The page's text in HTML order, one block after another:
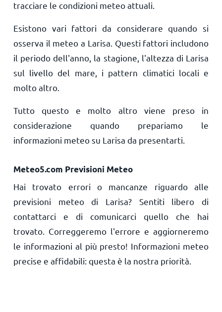
tracciare le condizioni meteo attuali.
Esistono vari fattori da considerare quando si
osserva il meteo a Larisa. Questi fattori includono
il periodo dell'anno, la stagione, l'altezza di Larisa
sul livello del mare, i pattern climatici locali e
molto altro.
Tutto questo e molto altro viene preso in
considerazione quando prepariamo le
informazioni meteo su Larisa da presentarti.
Meteo5.com Previsioni Meteo
Hai trovato errori o mancanze riguardo alle
previsioni meteo di Larisa? Sentiti libero di
contattarci e di comunicarci quello che hai
trovato. Correggeremo l'errore e aggiorneremo
le informazioni al più presto! Informazioni meteo
precise e affidabili: questa è la nostra priorità.